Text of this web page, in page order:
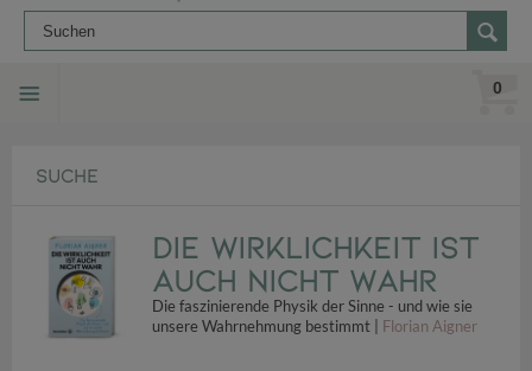
0
SUCHE
Die Wirklichkeit ist
auch nicht wahr
Die faszinierende Physik der Sinne - und wie sie
unsere Wahrnehmung bestimmt | Florian Aigner